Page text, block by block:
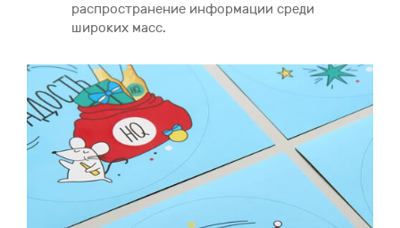
распространение информации среди
широких масс.